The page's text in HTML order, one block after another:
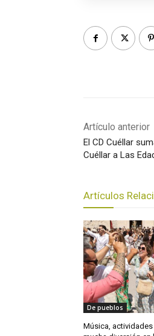
Artículo anterior
El CD Cuéllar
Cuéllar a Las
Artículos
De pueblos
Música,